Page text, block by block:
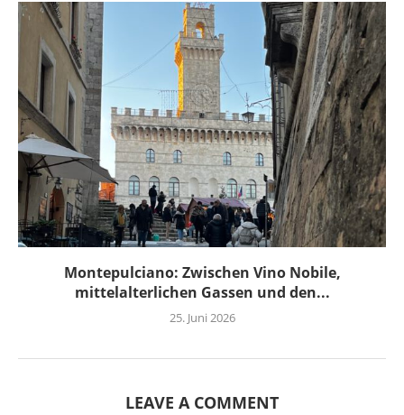
Montepulciano: Zwischen Vino Nobile,
mittelalterlichen Gassen und den...
25. Juni 2026
LEAVE A COMMENT